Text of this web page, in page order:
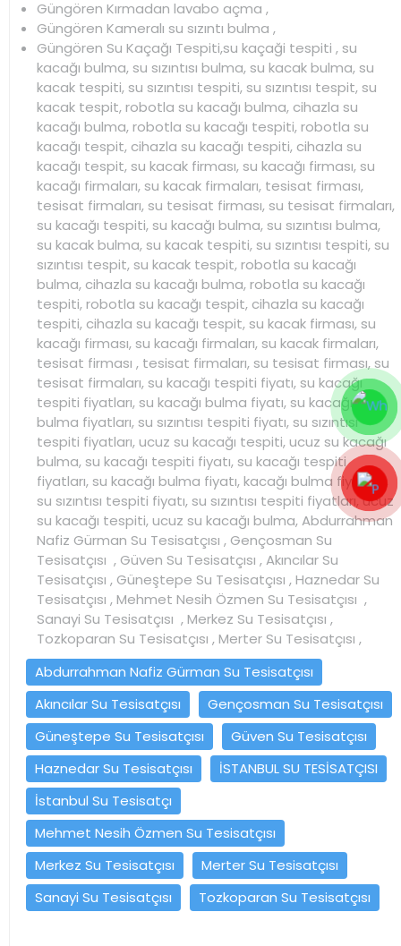
Güngören Kırmadan lavabo açma ,
Güngören Kameralı su sızıntı bulma ,
Güngören Su Kaçağı Tespiti,su kaçaği tespiti , su
kacağı bulma, su sızıntısı bulma, su kacak bulma, su
kacak tespiti, su sızıntısı tespiti, su sızıntısı tespit, su
kacak tespit, robotla su kacağı bulma, cihazla su
kacağı bulma, robotla su kacağı tespiti, robotla su
kacağı tespit, cihazla su kacağı tespiti, cihazla su
kacağı tespit, su kacak firması, su kacağı firması, su
kacağı firmaları, su kacak firmaları, tesisat firması,
tesisat firmaları, su tesisat firması, su tesisat firmaları,
su kacağı tespiti, su kacağı bulma, su sızıntısı bulma,
su kacak bulma, su kacak tespiti, su sızıntısı tespiti, su
sızıntısı tespit, su kacak tespit, robotla su kacağı
bulma, cihazla su kacağı bulma, robotla su kacağı
tespiti, robotla su kacağı tespit, cihazla su kacağı
tespiti, cihazla su kacağı tespit, su kacak firması, su
kacağı firması, su kacağı firmaları, su kacak firmaları,
tesisat firması , tesisat firmaları, su tesisat firması, su
tesisat firmaları, su kacağı tespiti fiyatı, su kacağı
tespiti fiyatları, su kacağı bulma fiyatı, su kacağı
bulma fiyatları, su sızıntısı tespiti fiyatı, su sızıntısı
tespiti fiyatları, ucuz su kacağı tespiti, ucuz su kacağı
bulma, su kacağı tespiti fiyatı, su kacağı tespiti
fiyatları, su kacağı bulma fiyatı, kacağı bulma fiyatları,
su sızıntısı tespiti fiyatı, su sızıntısı tespiti fiyatları, ucuz
su kacağı tespiti, ucuz su kacağı bulma, Abdurrahman
Nafiz Gürman Su Tesisatçısı , Gençosman Su
Tesisatçısı , Güven Su Tesisatçısı , Akıncılar Su
Tesisatçısı , Güneştepe Su Tesisatçısı , Haznedar Su
Tesisatçısı , Mehmet Nesih Özmen Su Tesisatçısı ,
Sanayi Su Tesisatçısı , Merkez Su Tesisatçısı ,
Tozkoparan Su Tesisatçısı , Merter Su Tesisatçısı ,
Abdurrahman Nafiz Gürman Su Tesisatçısı
Akıncılar Su Tesisatçısı
Gençosman Su Tesisatçısı
Güneştepe Su Tesisatçısı
Güven Su Tesisatçısı
Haznedar Su Tesisatçısı
İSTANBUL SU TESİSATÇISI
İstanbul Su Tesisatçı
Mehmet Nesih Özmen Su Tesisatçısı
Merkez Su Tesisatçısı
Merter Su Tesisatçısı
Sanayi Su Tesisatçısı
Tozkoparan Su Tesisatçısı